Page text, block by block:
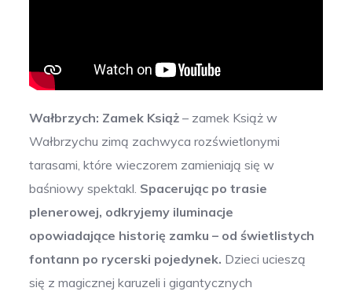
Wałbrzych: Zamek Książ – zamek Książ w
Wałbrzychu zimą zachwyca rozświetlonymi
tarasami, które wieczorem zamieniają się w
baśniowy spektakl. Spacerując po trasie
plenerowej, odkryjemy iluminacje
opowiadające historię zamku – od świetlistych
fontann po rycerski pojedynek. Dzieci ucieszą
się z magicznej karuzeli i gigantycznych